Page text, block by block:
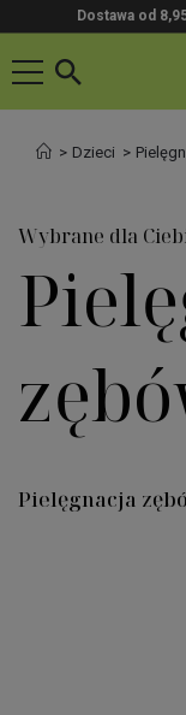
Dostawa od
Dzieci
Wybrane dla
Pielęgnacja